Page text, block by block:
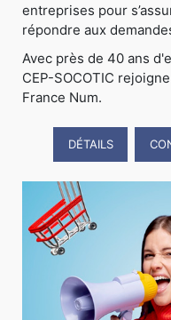
entreprises pour
répondre aux
Avec près de 40 ans
CEP-SOCOTIC
France Num.
DÉTAILS